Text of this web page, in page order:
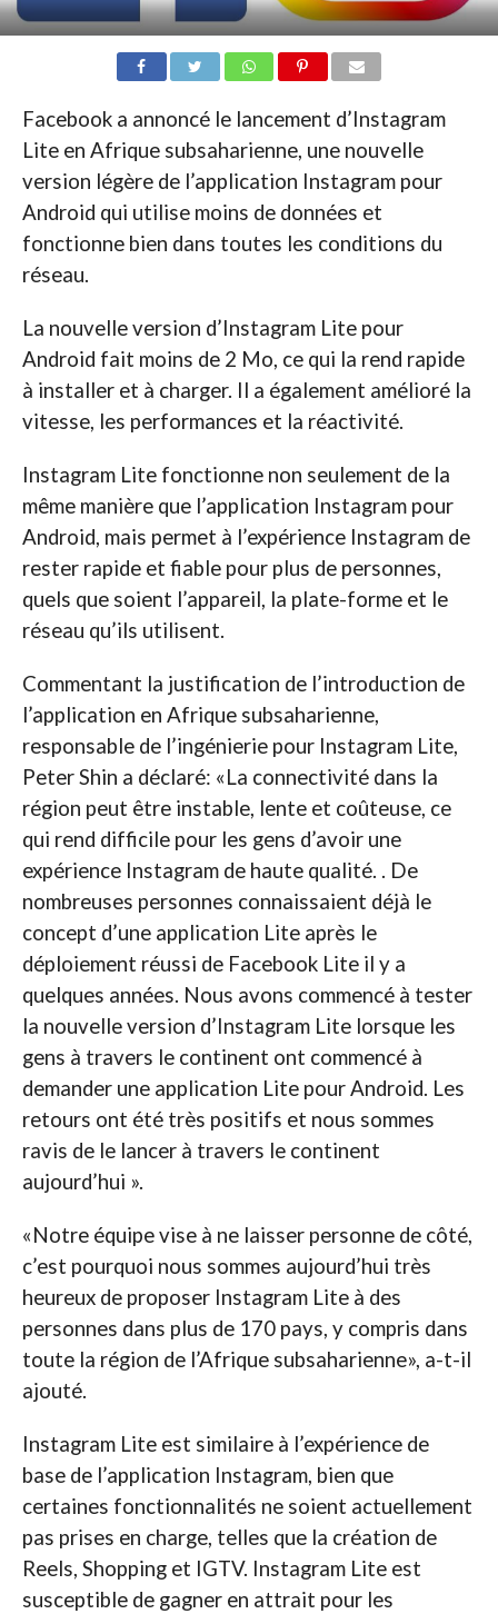
Facebook a annoncé le lancement d’Instagram
Lite en Afrique subsaharienne, une nouvelle
version légère de l’application Instagram pour
Android qui utilise moins de données et
fonctionne bien dans toutes les conditions du
réseau.
La nouvelle version d’Instagram Lite pour
Android fait moins de 2 Mo, ce qui la rend rapide
à installer et à charger. Il a également amélioré la
vitesse, les performances et la réactivité.
Instagram Lite fonctionne non seulement de la
même manière que l’application Instagram pour
Android, mais permet à l’expérience Instagram de
rester rapide et fiable pour plus de personnes,
quels que soient l’appareil, la plate-forme et le
réseau qu’ils utilisent.
Commentant la justification de l’introduction de
l’application en Afrique subsaharienne,
responsable de l’ingénierie pour Instagram Lite,
Peter Shin a déclaré: «La connectivité dans la
région peut être instable, lente et coûteuse, ce
qui rend difficile pour les gens d’avoir une
expérience Instagram de haute qualité. . De
nombreuses personnes connaissaient déjà le
concept d’une application Lite après le
déploiement réussi de Facebook Lite il y a
quelques années. Nous avons commencé à tester
la nouvelle version d’Instagram Lite lorsque les
gens à travers le continent ont commencé à
demander une application Lite pour Android. Les
retours ont été très positifs et nous sommes
ravis de le lancer à travers le continent
aujourd’hui ».
«Notre équipe vise à ne laisser personne de côté,
c’est pourquoi nous sommes aujourd’hui très
heureux de proposer Instagram Lite à des
personnes dans plus de 170 pays, y compris dans
toute la région de l’Afrique subsaharienne», a-t-il
ajouté.
Instagram Lite est similaire à l’expérience de
base de l’application Instagram, bien que
certaines fonctionnalités ne soient actuellement
pas prises en charge, telles que la création de
Reels, Shopping et IGTV. Instagram Lite est
susceptible de gagner en attrait pour les